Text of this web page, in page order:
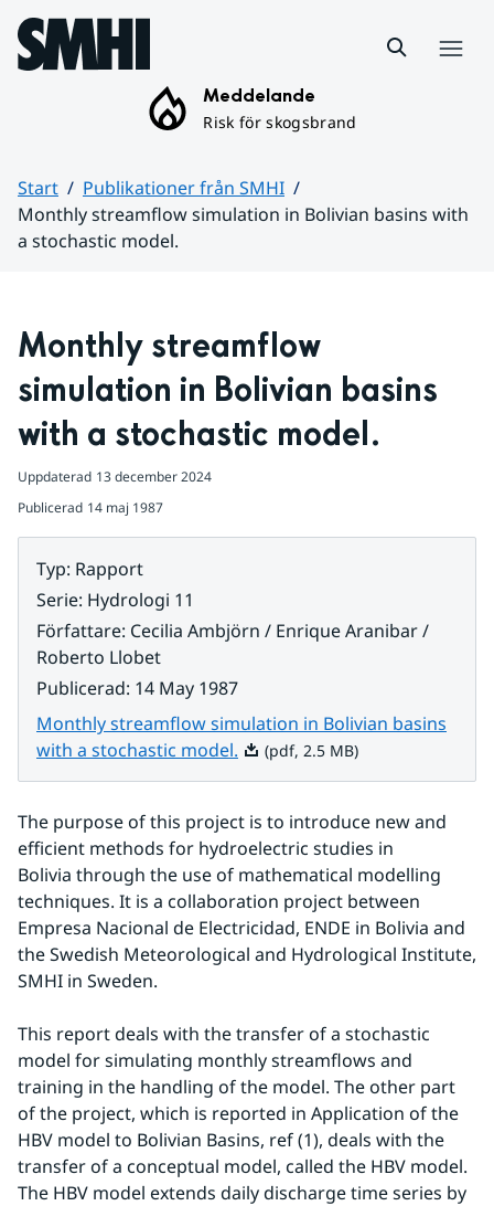
Hoppa till sidans innehåll
Meddelande
Risk för skogsbrand
Start
Publikationer från SMHI
Monthly streamflow simulation in Bolivian basins with
a stochastic model.
Monthly streamflow
simulation in Bolivian basins
with a stochastic model.
Uppdaterad 13 december 2024
Publicerad 14 maj 1987
Typ: Rapport
Serie: Hydrologi 11
Författare: Cecilia Ambjörn / Enrique Aranibar /
Roberto Llobet
Publicerad: 14 May 1987
Monthly streamflow simulation in Bolivian basins
with a stochastic model. Pdf, 2.5 MB.
(pdf, 2.5 MB)
The purpose of this project is to introduce new and
efficient methods for hydroelectric studies in
Bolivia through the use of mathematical modelling
techniques. It is a collaboration project between
Empresa Nacional de Electricidad, ENDE in Bolivia and
the Swedish Meteorological and Hydrological Institute,
SMHI in Sweden.
This report deals with the transfer of a stochastic
model for simulating monthly streamflows and
training in the handling of the model. The other part
of the project, which is reported in Application of the
HBV model to Bolivian Basins, ref (1), deals with the
transfer of a conceptual model, called the HBV model.
The HBV model extends daily discharge time series by